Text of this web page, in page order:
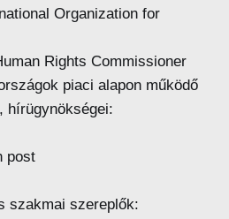
Organization for
Rights Commissioner
piaci alapon működő
hírügynökségei:
post
szakmai szereplők: